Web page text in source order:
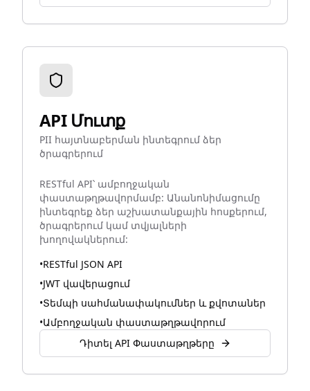
API Մուտք
PII հայտնաբերման ինտեգրում ձեր
ծրագրերում
RESTful API՝ ամբողջական
փաստաթղթավորմամբ: Անանոնիմացումը
ինտեգրեք ձեր աշխատանքային հոսքերում,
ծրագրերում կամ տվյալների
խողովակներում:
•RESTful JSON API
•JWT վավերացում
•Տեմպի սահմանափակումներ և քվոտաներ
•Ամբողջական փաստաթղթավորում
Դիտել API Փաստաթղթերը